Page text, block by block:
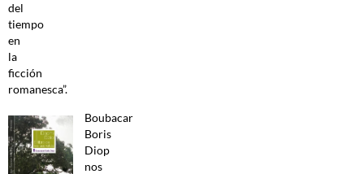
del
tiempo
en
la
ficción
romanesca”.
Boubacar
Boris
Diop
nos